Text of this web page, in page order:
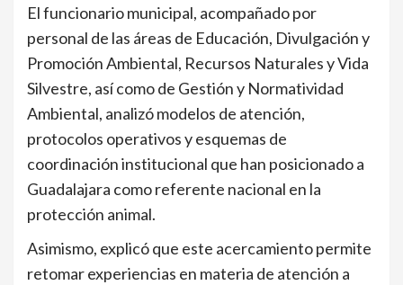
El funcionario municipal, acompañado por
personal de las áreas de Educación, Divulgación y
Promoción Ambiental, Recursos Naturales y Vida
Silvestre, así como de Gestión y Normatividad
Ambiental, analizó modelos de atención,
protocolos operativos y esquemas de
coordinación institucional que han posicionado a
Guadalajara como referente nacional en la
protección animal.
Asimismo, explicó que este acercamiento permite
retomar experiencias en materia de atención a